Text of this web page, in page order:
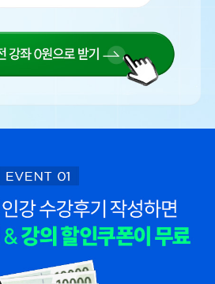
착순 전 강좌 0원으로 받기!